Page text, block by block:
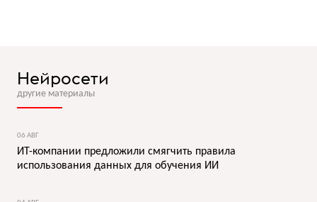
Нейросети
другие материалы
06 АВГ
ИТ-компании предложили смягчить правила
использования данных для обучения ИИ